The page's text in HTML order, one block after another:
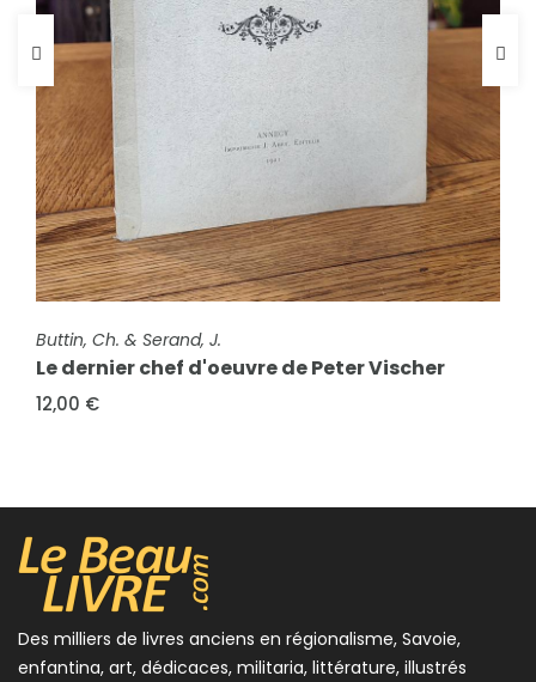
FICHE COMPLÈTE
Buttin, Ch. & Serand, J.
Le dernier chef d'oeuvre de Peter Vischer
12,00 €
FICHE COMPLÈTE
Buttin, Louis
Histoire de Rumilly, capitale de l'albanais
Des milliers de livres anciens en régionalisme, Savoie,
enfantina, art, dédicaces, militaria, littérature, illustrés